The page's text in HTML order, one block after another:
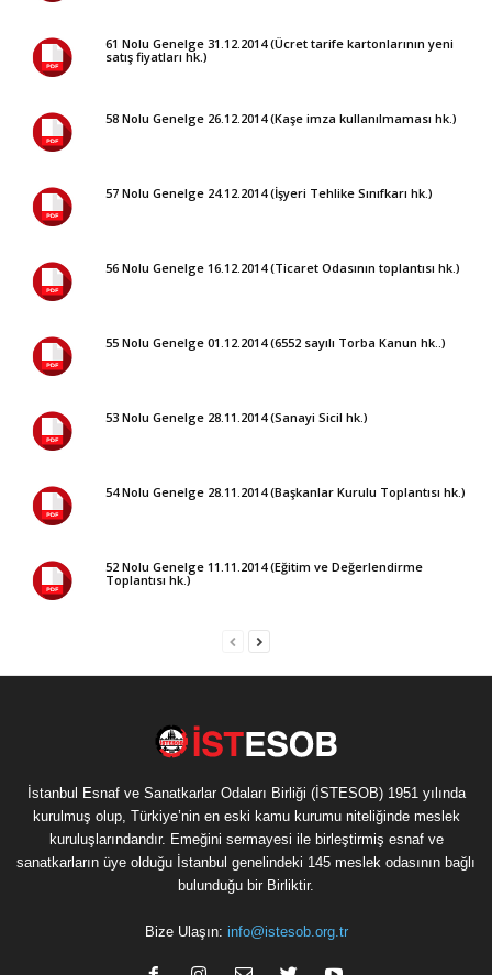
61 Nolu Genelge 31.12.2014 (Ücret tarife kartonlarının yeni
satış fiyatları hk.)
58 Nolu Genelge 26.12.2014 (Kaşe imza kullanılmaması hk.)
57 Nolu Genelge 24.12.2014 (İşyeri Tehlike Sınıfkarı hk.)
56 Nolu Genelge 16.12.2014 (Ticaret Odasının toplantısı hk.)
55 Nolu Genelge 01.12.2014 (6552 sayılı Torba Kanun hk..)
53 Nolu Genelge 28.11.2014 (Sanayi Sicil hk.)
54 Nolu Genelge 28.11.2014 (Başkanlar Kurulu Toplantısı hk.)
52 Nolu Genelge 11.11.2014 (Eğitim ve Değerlendirme
Toplantısı hk.)
İstanbul Esnaf ve Sanatkarlar Odaları Birliği (İSTESOB) 1951 yılında
kurulmuş olup, Türkiye’nin en eski kamu kurumu niteliğinde meslek
kuruluşlarındandır. Emeğini sermayesi ile birleştirmiş esnaf ve
sanatkarların üye olduğu İstanbul genelindeki 145 meslek odasının bağlı
bulunduğu bir Birliktir.
Bize Ulaşın: info@istesob.org.tr